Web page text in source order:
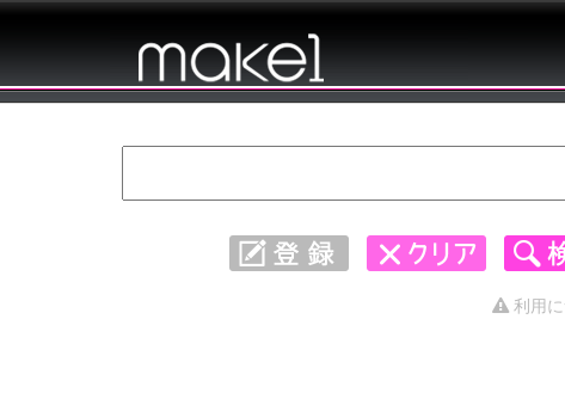
1861〜1890
利用